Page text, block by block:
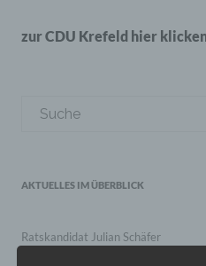
zur CDU Krefeld hier
für:
AKTUELLES IM ÜBERBLICK
Ratskandidat Julian Schäfer